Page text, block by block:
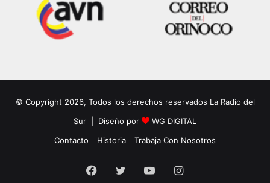
© Copyright 2026, Todos los derechos reservados La Radio del
Sur | Diseño por
WG DIGITAL
Contacto
Historia Trabaja Con Nosotros
Facebook
TwitterYouTubeInstagram